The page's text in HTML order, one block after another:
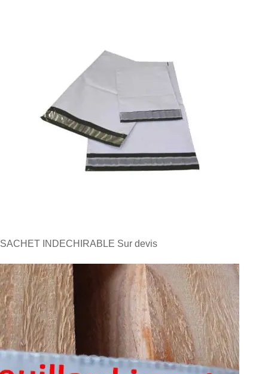
SACHET INDECHIRABLE Sur devis